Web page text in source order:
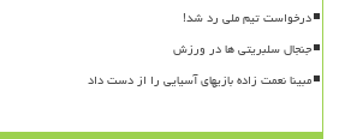
درخواست تیم ملی رد شد!
جنجال سلبریتی ها در ورزش
مبینا نعمت زاده بازیهای آسیایی را از دست داد